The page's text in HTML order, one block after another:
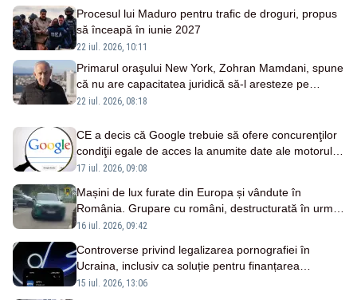
Procesul lui Maduro pentru trafic de droguri, propus
să înceapă în iunie 2027
22 iul. 2026, 10:11
Primarul oraşului New York, Zohran Mamdani, spune
că nu are capacitatea juridică să-l aresteze pe
Netanyahu
22 iul. 2026, 08:18
CE a decis că Google trebuie să ofere concurenţilor
condiţii egale de acces la anumite date ale motorului
său de căutare
17 iul. 2026, 09:08
Mașini de lux furate din Europa și vândute în
România. Grupare cu români, destructurată în urma
unei operațiuni internaționale
16 iul. 2026, 09:42
Controverse privind legalizarea pornografiei în
Ucraina, inclusiv ca soluție pentru finanțarea
războiului. Fost premier: „Ar transforma țara în
15 iul. 2026, 13:06